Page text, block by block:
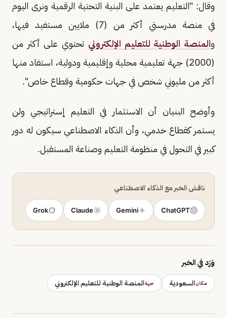
وقال: "التعليم يعتمد على البنية التحتية الرقمية ونرى اليوم
في منصة مدرستي أكثر من (7) ملايين مستفيد فيها،
والمنصة الوطنية للتعليم الإلكتروني تحتوي على أكثر من
(2000) جهة تعليمية محلية وإقليمية ودولية، استفاد منها
أكثر من مليوني شخص في جهات حكومية وقطاع خاص".
وأوضح البنيان أن الاستثمار في التعليم إستراتيجي ولن
يستمر كقطاع خدمي، وأن الذكاء الاصطناعي سيكون له دور
كبير في التحول في منظومة التعليم وصناعة المستقبل.
ناقش الخبر مع الذكاء الاصطناعي
ChatGPT
Gemini
Claude
Grok
وَرَد في الخبر
مكانالسعودية جهةالمنصة الوطنية للتعليم الإلكتروني